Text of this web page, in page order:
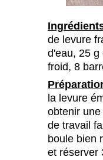
de levure
d'eau, 25 g
froid, 8
la levure
obtenir
de travail
boule bien
et réserver